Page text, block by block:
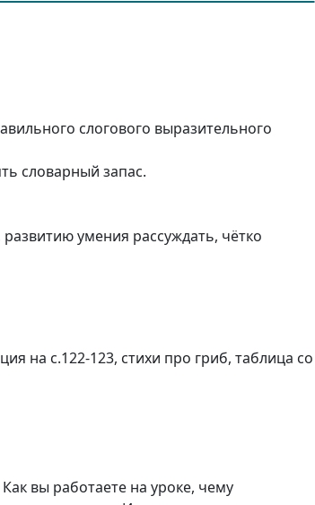
слогового выразительного
словарный запас.
умения рассуждать, чётко
на с.122-123, стихи про гриб, таблица со
вы работаете на уроке, чему